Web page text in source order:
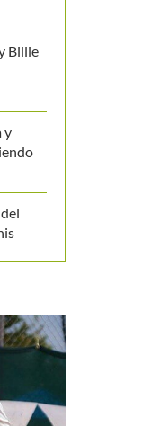
Billie
y